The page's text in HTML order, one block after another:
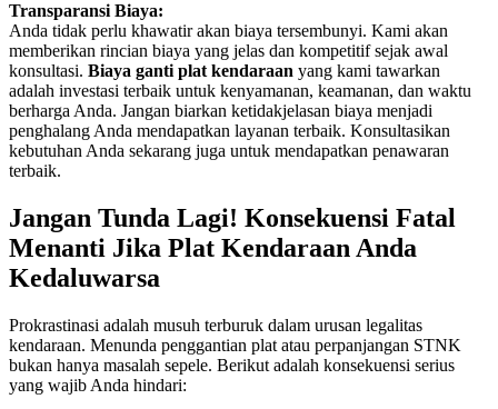
Transparansi Biaya:
Anda tidak perlu khawatir akan biaya tersembunyi. Kami akan
memberikan rincian biaya yang jelas dan kompetitif sejak awal
konsultasi. Biaya ganti plat kendaraan yang kami tawarkan
adalah investasi terbaik untuk kenyamanan, keamanan, dan waktu
berharga Anda. Jangan biarkan ketidakjelasan biaya menjadi
penghalang Anda mendapatkan layanan terbaik. Konsultasikan
kebutuhan Anda sekarang juga untuk mendapatkan penawaran
terbaik.
Jangan Tunda Lagi! Konsekuensi Fatal
Menanti Jika Plat Kendaraan Anda
Kedaluwarsa
Prokrastinasi adalah musuh terburuk dalam urusan legalitas
kendaraan. Menunda penggantian plat atau perpanjangan STNK
bukan hanya masalah sepele. Berikut adalah konsekuensi serius
yang wajib Anda hindari: